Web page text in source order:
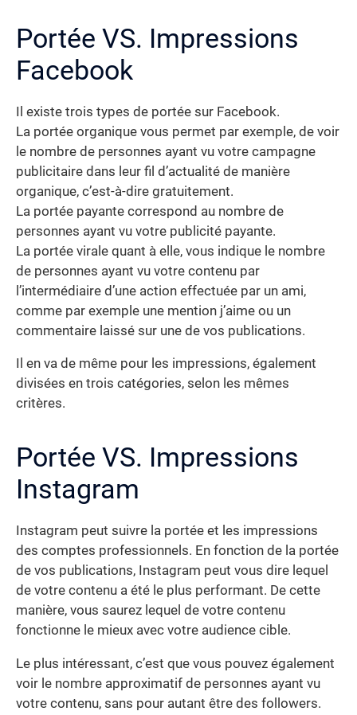
Portée VS. Impressions
Facebook
Il existe trois types de portée sur Facebook.
La portée organique vous permet par exemple, de voir
le nombre de personnes ayant vu votre campagne
publicitaire dans leur fil d’actualité de manière
organique, c’est-à-dire gratuitement.
La portée payante correspond au nombre de
personnes ayant vu votre publicité payante.
La portée virale quant à elle, vous indique le nombre
de personnes ayant vu votre contenu par
l’intermédiaire d’une action effectuée par un ami,
comme par exemple une mention j’aime ou un
commentaire laissé sur une de vos publications.
Il en va de même pour les impressions, également
divisées en trois catégories, selon les mêmes
critères.
Portée VS. Impressions
Instagram
Instagram peut suivre la portée et les impressions
des comptes professionnels. En fonction de la portée
de vos publications, Instagram peut vous dire lequel
de votre contenu a été le plus performant. De cette
manière, vous saurez lequel de votre contenu
fonctionne le mieux avec votre audience cible.
Le plus intéressant, c’est que vous pouvez également
voir le nombre approximatif de personnes ayant vu
votre contenu, sans pour autant être des followers.